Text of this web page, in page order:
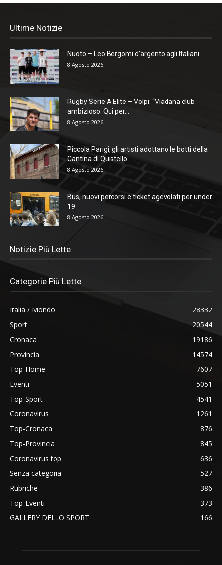
Ultime Notizie
Nuoto – Leo Bergomi d’argento agli Italiani
8 Agosto 2026
Rugby Serie A Elite – Volpi: “Viadana club
ambizioso. Qui per...
8 Agosto 2026
Piccola Parigi, gli artisti adottano le botti della
Cantina di Quistello
8 Agosto 2026
Bus, nuovi percorsi e ticket agevolati per under
19
8 Agosto 2026
Notizie Più Lette
Categorie Più Lette
Italia / Mondo
28332
Sport
20544
Cronaca
19186
Provincia
14574
Top-Home
7607
Eventi
5051
Top-Sport
4541
Coronavirus
1261
Top-Cronaca
876
Top-Provincia
845
Coronavirus top
636
Senza categoria
527
Rubriche
386
Top-Eventi
373
GALLERY DELLO SPORT
166